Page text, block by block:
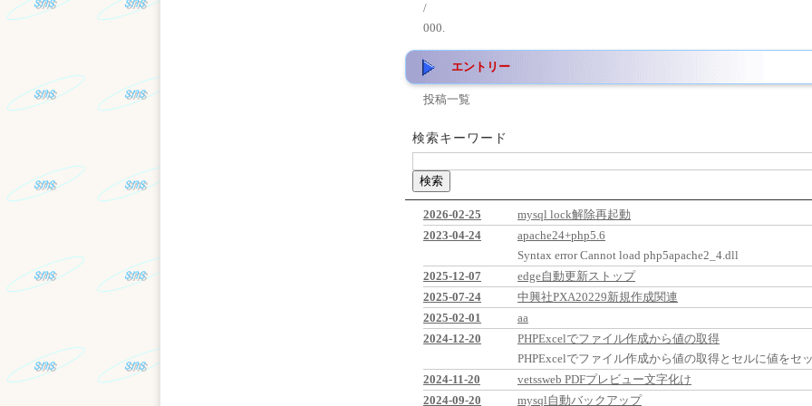
/
000.
エントリー
投稿一覧
検索キーワード
2026-02-25
mysql lock解除再起動
2023-04-24
apache24+php5.6
Syntax error Cannot load php5apache2_4.dll
2025-12-07
edge自動更新ストップ
2025-07-24
中興社PXA20229新規作成関連
2025-02-01
aa
2024-12-20
PHPExcelでファイル作成から値の取得
PHPExcelでファイル作成から値の取得とセルに値をセ
2024-11-20
vetssweb PDFプレビュー文字化け
2024-09-20
mysql自動バックアップ